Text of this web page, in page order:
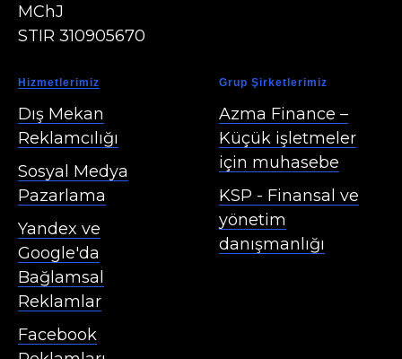
MChJ
STIR 310905670
Hizmetlerimiz
Dış Mekan
Reklamcılığı
Sosyal Medya
Pazarlama
Yandex ve
Google'da
Bağlamsal
Reklamlar
Facebook
Grup Şirketlerimiz
Azma Finance –
Küçük işletmeler
için muhasebe
KSP - Finansal ve
yönetim
danışmanlığı